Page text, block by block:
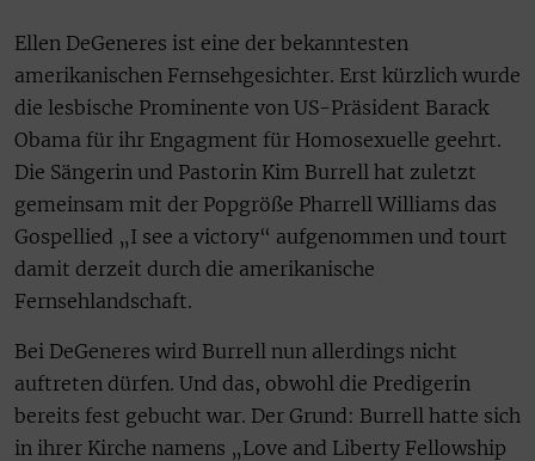
Ellen DeGeneres ist eine der bekanntesten
amerikanischen Fernsehgesichter. Erst kürzlich wurde
die lesbische Prominente von US-Präsident Barack
Obama für ihr Engagment für Homosexuelle geehrt.
Die Sängerin und Pastorin Kim Burrell hat zuletzt
gemeinsam mit der Popgröße Pharrell Williams das
Gospellied „I see a victory“ aufgenommen und tourt
damit derzeit durch die amerikanische
Fernsehlandschaft.
Bei DeGeneres wird Burrell nun allerdings nicht
auftreten dürfen. Und das, obwohl die Predigerin
bereits fest gebucht war. Der Grund: Burrell hatte sich
in ihrer Kirche namens „Love and Liberty Fellowship